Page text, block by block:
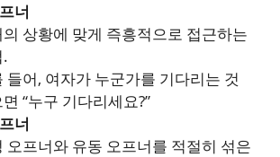
너
의 상황에 맞게 즉흥적으로 접근하는
들어, 여자가 누군가를 기다리는 것
“누구 기다리세요?”
너
오프너와 유동 오프너를 적절히 섞은